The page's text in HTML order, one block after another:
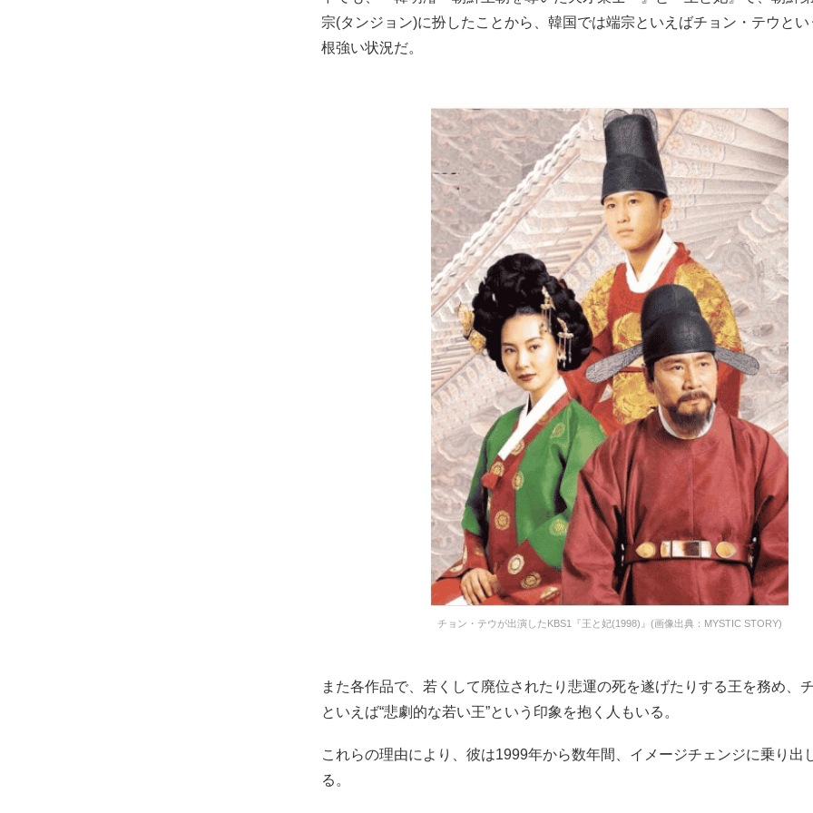
宗(タンジョン)に扮したことから、韓国では端宗といえばチョン・テウと
根強い状況だ。
チョン・テウが出演したKBS1『王と妃(1998)』(画像出典：MYSTIC STORY)
また各作品で、若くして廃位されたり悲運の死を遂げたりする王を務め、
といえば“悲劇的な若い王”という印象を抱く人もいる。
これらの理由により、彼は1999年から数年間、イメージチェンジに乗り出
る。